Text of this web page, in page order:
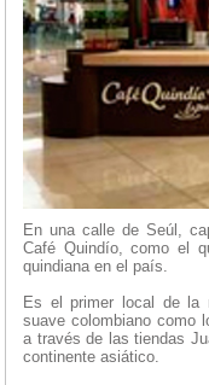
En una calle de Seúl,
Café Quindío, como el
quindiana en el país.
Es el primer local de la
suave colombiano como
a través de las tiendas
continente asiático.